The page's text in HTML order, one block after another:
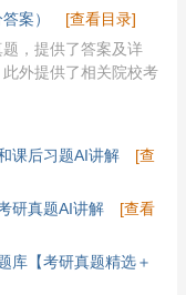
案）
[查看目录]
，提供了答案及详
外提供了相关院校考
课后习题AI讲解
[查
研真题AI讲解
[查看
库【考研真题精选＋